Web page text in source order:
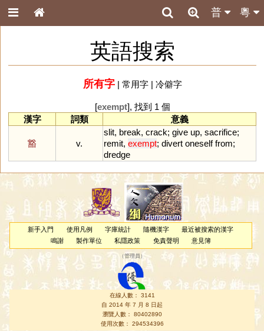
粵
普
英語搜索
所有字| 常用字| 冷僻字
[exempt], 找到 1 個
漢字
詞類 意義
豁 v.
slit, break, crack; give up, sacrifice;
remit, exempt; divert oneself from;
dredge
新手入門 使用凡例 字庫統計 隨機漢字
最近被搜索的漢字
鳴謝
製作單位 私隱政策 免責聲明 意見簿
（管理員 ）
在線人數： 3141
自 2014 年 7 月 8 日起
瀏覽人數： 80402890
使用次數： 294534396